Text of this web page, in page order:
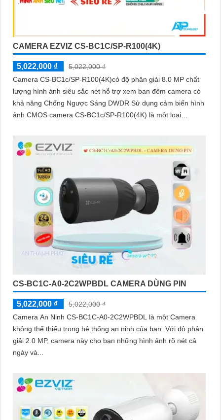
CAMERA EZVIZ CS-BC1C/SP-R100(4K)
5,022,000 ₫
5,022,000 ₫
Camera CS-BC1c/SP-R100(4K)có độ phân giải 8.0 MP chất
lượng hình ảnh siêu sắc nét hỗ trợ xem ban đêm camera có
khả năng Chống Ngược Sáng DWDR Sử dụng cảm biến hình
ảnh CMOS camera CS-BC1c/SP-R100(4K) là một loại
CS-BC1C-A0-2C2WPBDL CAMERA DÙNG PIN
5,022,000 ₫
5,022,000 ₫
Camera An Ninh CS-BC1C-A0-2C2WPBDL là một Camera
không thể thiếu trong hệ thống an ninh của bạn. Với độ phân
giải 2.0 MP, camera này cho bạn những hình ảnh rõ nét cả
ngày và...